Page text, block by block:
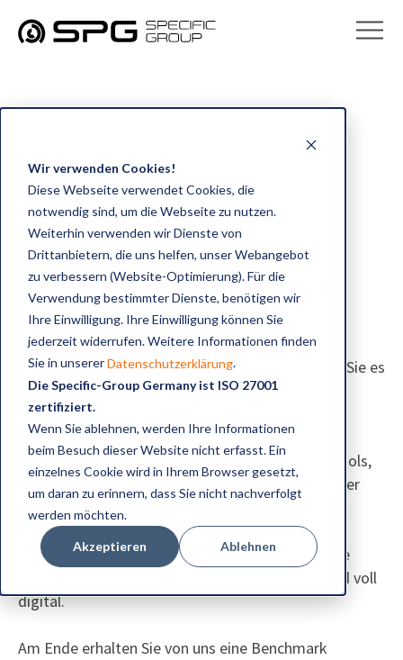
Wir verwenden Cookies!
Diese Webseite verwendet Cookies, die
notwendig sind, um die Webseite zu nutzen.
Weiterhin verwenden wir Dienste von
Drittanbietern, die uns helfen, unser Webangebot
zu verbessern (Website-Optimierung). Für die
Verwendung bestimmter Dienste, benötigen wir
Ihre Einwilligung. Ihre Einwilligung können Sie
jederzeit widerrufen. Weitere Informationen finden
Sie in unsererDatenschutzerklärung.
Die Specific-Group Germany ist ISO 27001
zertifiziert.
Wenn Sie ablehnen, werden Ihre Informationen
beim Besuch dieser Website nicht erfasst. Ein
einzelnes Cookie wird in Ihrem Browser gesetzt,
um daran zu erinnern, dass Sie nicht nachverfolgt
werden möchten.
Akzeptieren Ablehnen
IBM i Performance Tool
Wie gut ist Ihre IBM i Systemlandschaft? Mit der
Specific-Group BMA (Benchmark Analyse) finden Sie es
ganz einfach heraus. Denn wir testen Ihre IBM i
Systemlandschaft. Kostenlos.
Beantworten Sie dafür nur die Fragen unseres Tools,
die wir natürlich speziell auf die Anforderungen der
IBM i hin entwickelt haben. Unsere Bewertung ist
dabei individuell auf Ihr Unternehmen und Ihre
Branche abgestimmt. Von der Hardware, über die
Software bis hin zum Betrieb. Schnell, einfach und voll
digital.
Am Ende erhalten Sie von uns eine Benchmark